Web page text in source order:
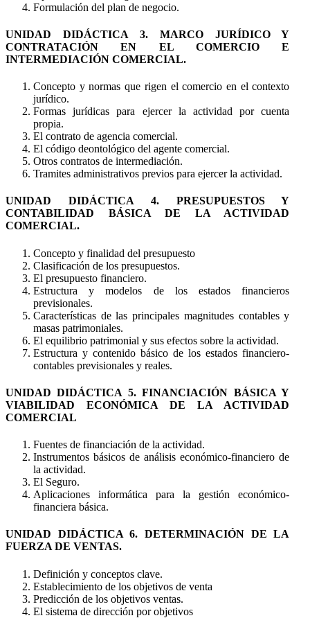
Formulación del plan de negocio.
UNIDAD DIDÁCTICA 3. MARCO JURÍDICO Y
CONTRATACIÓN EN EL COMERCIO E
INTERMEDIACIÓN COMERCIAL.
Concepto y normas que rigen el comercio en el contexto
jurídico.
Formas jurídicas para ejercer la actividad por cuenta
propia.
El contrato de agencia comercial.
El código deontológico del agente comercial.
Otros contratos de intermediación.
Tramites administrativos previos para ejercer la actividad.
UNIDAD DIDÁCTICA 4. PRESUPUESTOS Y
CONTABILIDAD BÁSICA DE LA ACTIVIDAD
COMERCIAL.
Concepto y finalidad del presupuesto
Clasificación de los presupuestos.
El presupuesto financiero.
Estructura y modelos de los estados financieros
previsionales.
Características de las principales magnitudes contables y
masas patrimoniales.
El equilibrio patrimonial y sus efectos sobre la actividad.
Estructura y contenido básico de los estados financiero-
contables previsionales y reales.
UNIDAD DIDÁCTICA 5. FINANCIACIÓN BÁSICA Y
VIABILIDAD ECONÓMICA DE LA ACTIVIDAD
COMERCIAL
Fuentes de financiación de la actividad.
Instrumentos básicos de análisis económico-financiero de
la actividad.
El Seguro.
Aplicaciones informática para la gestión económico-
financiera básica.
UNIDAD DIDÁCTICA 6. DETERMINACIÓN DE LA
FUERZA DE VENTAS.
Definición y conceptos clave.
Establecimiento de los objetivos de venta
Predicción de los objetivos ventas.
El sistema de dirección por objetivos